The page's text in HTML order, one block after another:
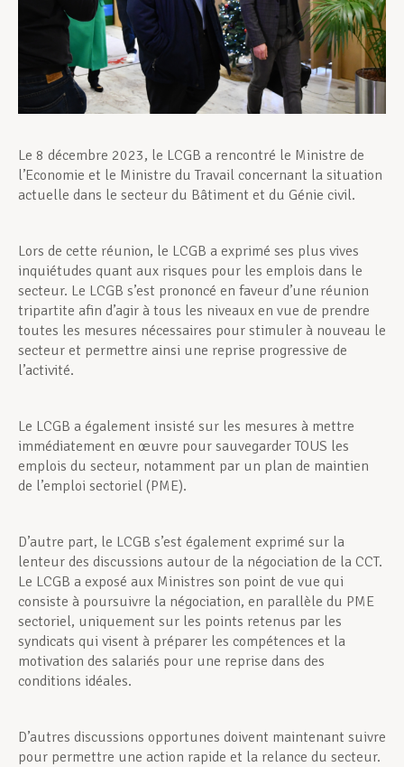
Le 8 décembre 2023, le LCGB a rencontré le Ministre de
l’Economie et le Ministre du Travail concernant la situation
actuelle dans le secteur du Bâtiment et du Génie civil.
Lors de cette réunion, le LCGB a exprimé ses plus vives
inquiétudes quant aux risques pour les emplois dans le
secteur. Le LCGB s’est prononcé en faveur d’une réunion
tripartite afin d’agir à tous les niveaux en vue de prendre
toutes les mesures nécessaires pour stimuler à nouveau le
secteur et permettre ainsi une reprise progressive de
l’activité.
Le LCGB a également insisté sur les mesures à mettre
immédiatement en œuvre pour sauvegarder TOUS les
emplois du secteur, notamment par un plan de maintien
de l’emploi sectoriel (PME).
D’autre part, le LCGB s’est également exprimé sur la
lenteur des discussions autour de la négociation de la CCT.
Le LCGB a exposé aux Ministres son point de vue qui
consiste à poursuivre la négociation, en parallèle du PME
sectoriel, uniquement sur les points retenus par les
syndicats qui visent à préparer les compétences et la
motivation des salariés pour une reprise dans des
conditions idéales.
D’autres discussions opportunes doivent maintenant suivre
pour permettre une action rapide et la relance du secteur.